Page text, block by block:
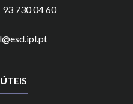
730 04 60